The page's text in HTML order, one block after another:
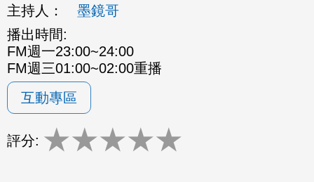
主持人：
墨鏡哥
播出時間:
FM週一23:00~24:00
FM週三01:00~02:00重播
互動專區
評分: ★★★★★